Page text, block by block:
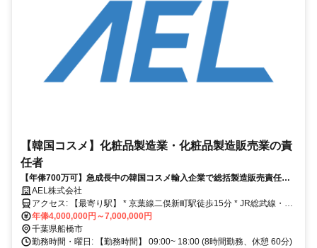
【韓国コスメ】化粧品製造業・化粧品製造販売業の責
任者
【年俸700万可】急成長中の韓国コスメ輸入企業で総括製造販売責任者
を募集
AEL株式会社
アクセス: 【最寄り駅】 * 京葉線二俣新町駅徒歩15分 * JR総武線・JR
武蔵野線・東京メトロ東西線西船橋駅徒歩28分 * 京成線京成海神駅徒
歩25分 【交通】 * 交通費手当 * マイカー、バイク通勤OK * 自転車の
貸し出しあり
年俸4,000,000円～7,000,000円
千葉県船橋市
勤務時間・曜日: 【勤務時間】 09:00~ 18:00 (8時間勤務、休憩 60分)